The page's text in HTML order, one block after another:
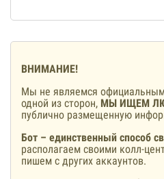
ВНИМАНИЕ!
Мы не являемся
одной из сторон, МЫ ИЩЕМ
публично размещенную
Бот – единственный способ
располагаем своими колл-
пишем с других аккаунтов.